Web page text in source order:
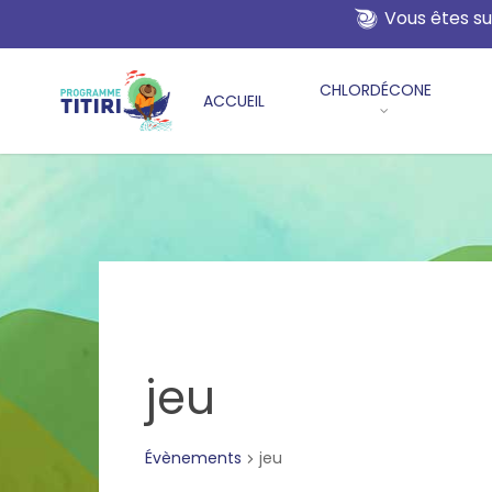
content
Vous êtes
ACCUEIL CHLORDÉCONE
jeu
Évènements jeu